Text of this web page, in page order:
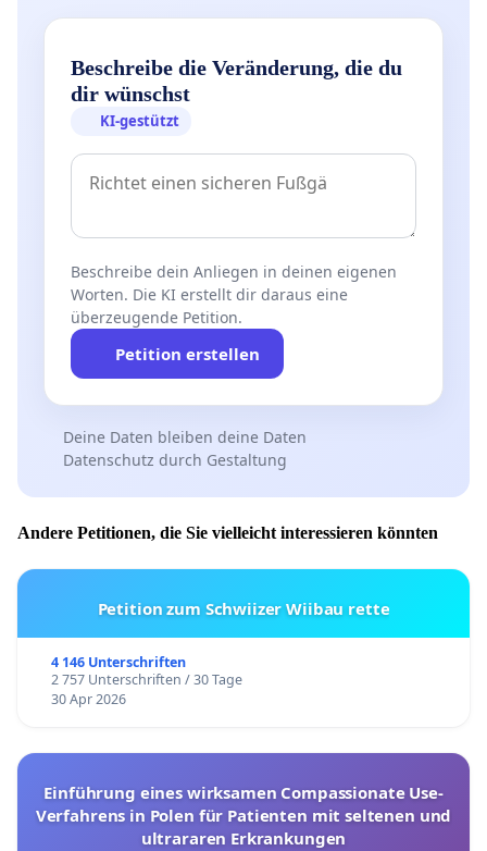
Beschreibe die Veränderung, die du
dir wünschst
KI-gestützt
Beschreibe dein Anliegen in deinen eigenen
Worten. Die KI erstellt dir daraus eine
überzeugende Petition.
Petition erstellen
Deine Daten bleiben deine Daten
Datenschutz durch Gestaltung
Andere Petitionen, die Sie vielleicht interessieren könnten
Petition zum Schwiizer Wiibau rette
4 146 Unterschriften
2 757 Unterschriften / 30 Tage
30 Apr 2026
Einführung eines wirksamen Compassionate Use-
Verfahrens in Polen für Patienten mit seltenen und
ultrararen Erkrankungen